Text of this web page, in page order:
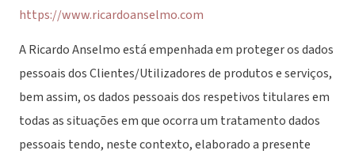
https://www.ricardoanselmo.com
A Ricardo Anselmo está empenhada em proteger os dados
pessoais dos Clientes/Utilizadores de produtos e serviços,
bem assim, os dados pessoais dos respetivos titulares em
todas as situações em que ocorra um tratamento dados
pessoais tendo, neste contexto, elaborado a presente